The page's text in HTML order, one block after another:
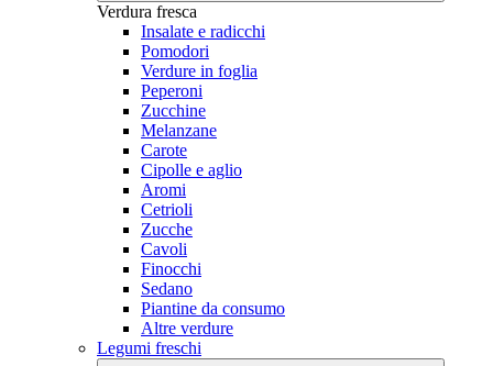
Verdura fresca
Insalate e radicchi
Pomodori
Verdure in foglia
Peperoni
Zucchine
Melanzane
Carote
Cipolle e aglio
Aromi
Cetrioli
Zucche
Cavoli
Finocchi
Sedano
Piantine da consumo
Altre verdure
Legumi freschi